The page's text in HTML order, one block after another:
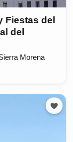
Fiestas del
del
Morena